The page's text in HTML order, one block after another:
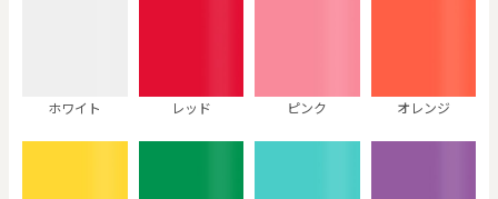
ホワイト レッド ピンク オレンジ